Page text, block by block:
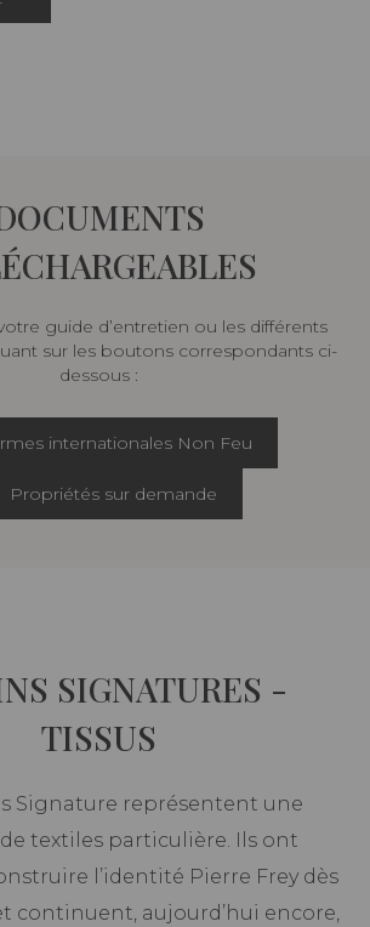
guide d’entretien ou les différents
sur les boutons correspondants ci-
dessous :
internationales Non Feu
Propriétés sur demande
SIGNATURES -
TISSUS
Signature représentent une
textiles particulière. Ils ont
l’identité Pierre Frey dès
continuent, aujourd’hui encore,